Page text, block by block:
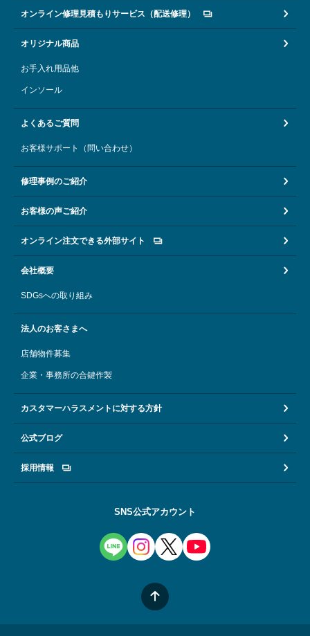
オンライン修理見積もりサービス（配送修理）
オリジナル商品
お手入れ用品他
インソール
よくあるご質問
お客様サポート（問い合わせ）
修理事例のご紹介
お客様の声ご紹介
オンライン注文できる外部サイト
会社概要
SDGsへの取り組み
法人のお客さまへ
店舗物件募集
企業・事務所の合鍵作製
カスタマーハラスメントに対する方針
公式ブログ
採用情報
SNS公式アカウント